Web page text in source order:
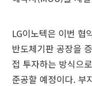
LG이노텍은 이번 협
반도체기판 공장을
접 투자하는 방식으
준공할 예정이다. 부